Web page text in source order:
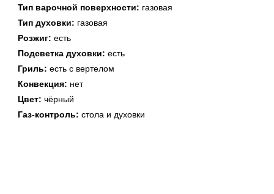
Водонагреватели
газовые
Тип варочной поверхности: газовая
Тип духовки: газовая
Розжиг: есть
Подсветка духовки: есть
Гриль: есть с вертелом
Конвекция: нет
Цвет: чёрный
Газ-контроль: стола и духовки